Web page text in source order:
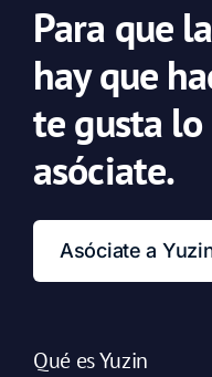
Para que
hay que
te gusta lo
asóciate.
Asóciate a
Qué es Yuzin